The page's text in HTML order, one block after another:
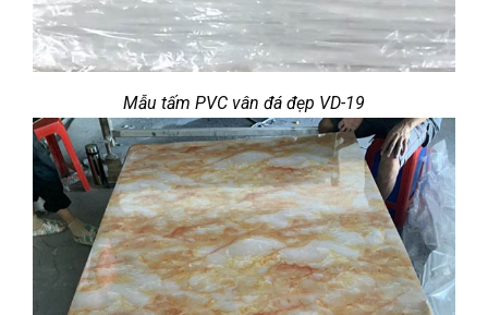
Mẫu tấm PVC vân đá đẹp VD-19